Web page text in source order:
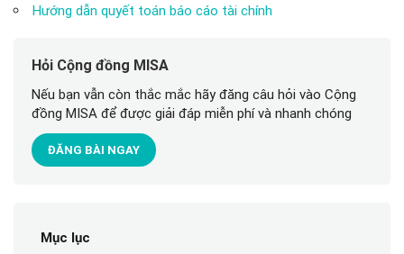
Hướng dẫn quyết toán báo cáo tài chính
Hỏi Cộng đồng MISA
Nếu bạn vẫn còn thắc mắc hãy đăng câu hỏi vào Cộng
đồng MISA để được giải đáp miễn phí và nhanh chóng
ĐĂNG BÀI NGAY
Mục lục